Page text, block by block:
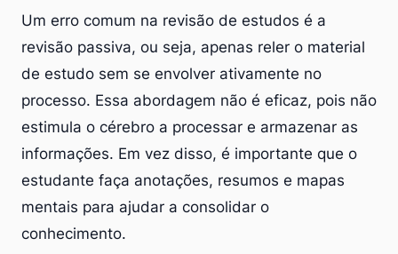
Um erro comum na revisão de estudos é a
revisão passiva, ou seja, apenas reler o material
de estudo sem se envolver ativamente no
processo. Essa abordagem não é eficaz, pois não
estimula o cérebro a processar e armazenar as
informações. Em vez disso, é importante que o
estudante faça anotações, resumos e mapas
mentais para ajudar a consolidar o
conhecimento.